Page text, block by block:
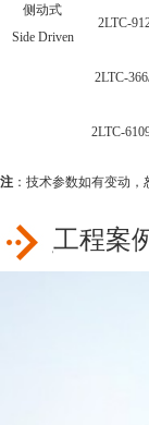
侧动式
Side Driven
2LTC-
2LTC-
2LTC-
注 ：技术参数如有变动，
工程案